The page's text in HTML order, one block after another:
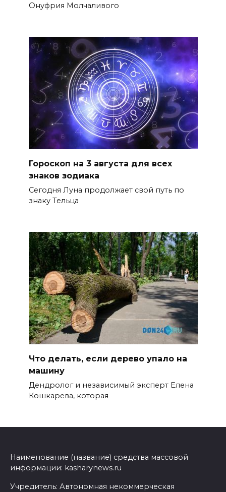
Онуфрия Молчаливого
Гороскоп на 3 августа для всех
знаков зодиака
Сегодня Луна продолжает свой путь по
знаку Тельца
Что делать, если дерево упало на
машину
Дендролог и независимый эксперт Елена
Кошкарева, которая
Наименование (название) средства массовой
информации: kasharynews.ru
Учредитель: Автономная некоммерческая